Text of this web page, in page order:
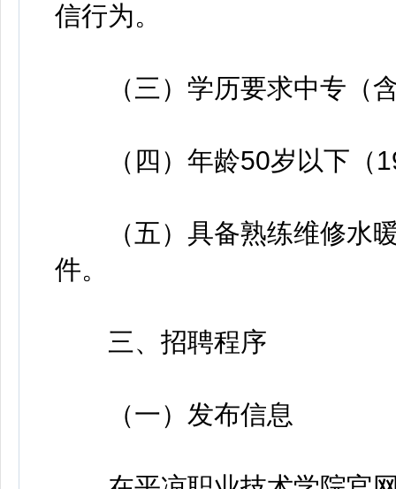
信行为。
（三）学历要求中专（含
（四）年龄50岁以下（
（五）具备熟练维修水暖
件。
三、招聘程序
（一）发布信息